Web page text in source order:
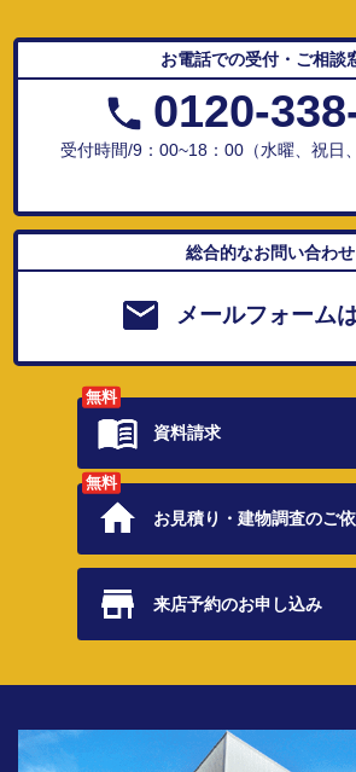
お電話での受付・ご相談
0120-
受付時間/9：00~18：00（水曜、祝日
総合的なお問い合わせ
メールフォーム
無料
資料請求
無料
お見積り・建物調査のご
来店予約のお申し込み